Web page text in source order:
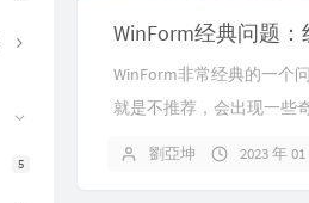
5
WinForm非常经典的一个
就是不推荐，会出现一些
劉亞坤 2023 年